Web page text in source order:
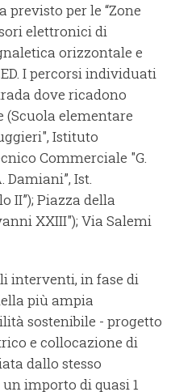
previsto per le “Zone
elettronici di
orizzontale e
I percorsi individuati
dove ricadono
elementare
Istituto
Commerciale "G.
Damiani”, Ist.
II”); Piazza della
XXIII"); Via Salemi
interventi, in fase di
più ampia
sostenibile - progetto
e collocazione di
dallo stesso
importo di quasi 1